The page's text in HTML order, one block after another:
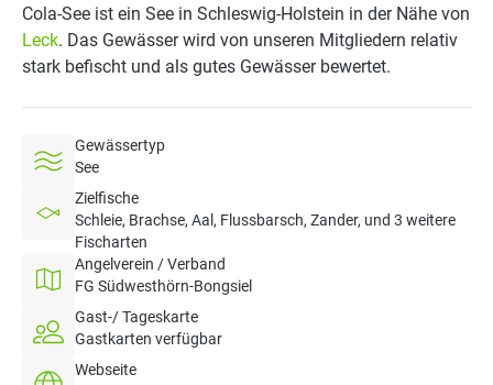
Cola-See ist ein See in Schleswig-Holstein in der Nähe von
Leck. Das Gewässer wird von unseren Mitgliedern relativ
stark befischt und als gutes Gewässer bewertet.
Gewässertyp
See
Zielfische
Schleie, Brachse, Aal, Flussbarsch, Zander, und 3 weitere
Fischarten
Angelverein / Verband
FG Südwesthörn-Bongsiel
Gast-/ Tageskarte
Gastkarten verfügbar
Webseite